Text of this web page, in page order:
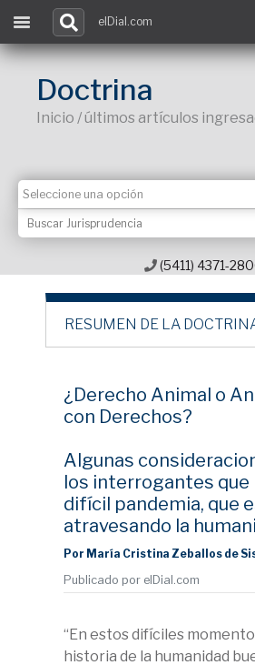
Contacto
elDial.com
Doctrina
Inicio / últimos artículos
(5411) 4371-
RESUMEN DE LA
¿Derecho Animal o
con Derechos?
Algunas
los interrogantes que
difícil pandemia, que
atravesando la
Por María Cristina Zeballos de
Publicado por elDial.com
“En estos difíciles
historia de la humanidad